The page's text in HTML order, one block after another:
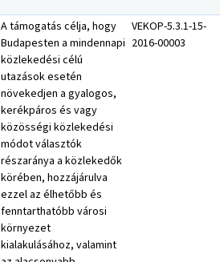
A támogatás célja, hogy
Budapesten a mindennapi
közlekedési célú
utazások esetén
növekedjen a gyalogos,
kerékpáros és vagy
közösségi közlekedési
módot választók
részaránya a közlekedők
körében, hozzájárulva
ezzel az élhetőbb és
fenntarthatóbb városi
környezet
kialakulásához, valamint
VEKOP-5.3.1-15-
2016-00003